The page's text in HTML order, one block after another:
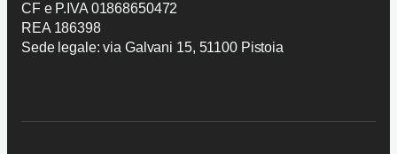
CF e P.IVA 01868650472
REA 186398
Sede legale: via Galvani 15, 51100 Pistoia